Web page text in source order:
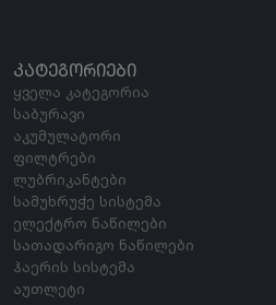
ᲙᲐᲢᲔᲒᲝᲠᲘᲔᲑᲘ
ყველა კატეგორია
საბურავი
აკუმულატორი
ფილტრები
ლუბრიკანტები
სამუხრუჭე სისტემა
ელექტრო ნაწილები
სათადარიგო ნაწილები
ჰაერის სისტემა
აუთლეტი